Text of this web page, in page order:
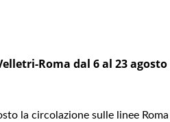
Roma dal 6 al 23 agosto
la circolazione sulle linee